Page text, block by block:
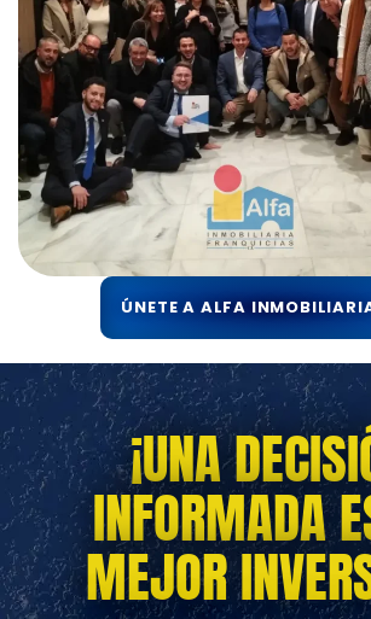
ÚNETE A ALFA
¡UNA
INFORMADA
MEJOR